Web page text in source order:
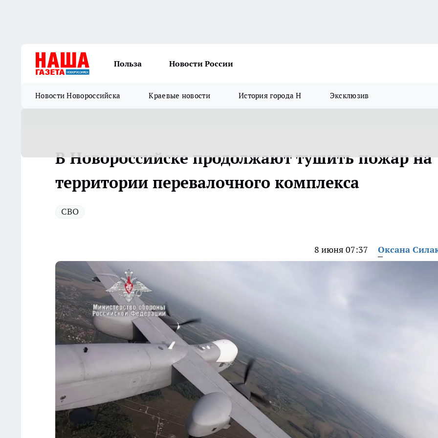
Польза Новости России
Новости Новороссийска Краевые новости История города Н Эксклюзив
В Новороссийске продолжают тушить пожар на
территории перевалочного комплекса
СВО
8 июня 07:37 Оксана